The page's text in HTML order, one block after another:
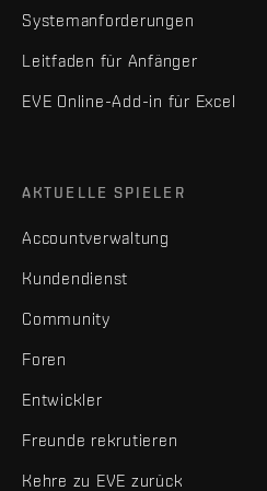
Systemanforderungen
Leitfaden für Anfänger
EVE Online-Add-in für Excel
AKTUELLE SPIELER
Accountverwaltung
Kundendienst
Community
Foren
Entwickler
Freunde rekrutieren
Kehre zu EVE zurück